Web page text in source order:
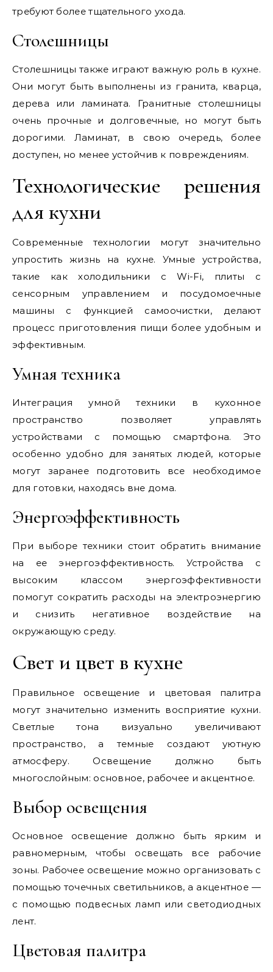
требуют более тщательного ухода.
Столешницы
Столешницы также играют важную роль в кухне.
Они могут быть выполнены из гранита, кварца,
дерева или ламината. Гранитные столешницы
очень прочные и долговечные, но могут быть
дорогими. Ламинат, в свою очередь, более
доступен, но менее устойчив к повреждениям.
Технологические решения
для кухни
Современные технологии могут значительно
упростить жизнь на кухне. Умные устройства,
такие как холодильники с Wi-Fi, плиты с
сенсорным управлением и посудомоечные
машины с функцией самоочистки, делают
процесс приготовления пищи более удобным и
эффективным.
Умная техника
Интеграция умной техники в кухонное
пространство позволяет управлять
устройствами с помощью смартфона. Это
особенно удобно для занятых людей, которые
могут заранее подготовить все необходимое
для готовки, находясь вне дома.
Энергоэффективность
При выборе техники стоит обратить внимание
на ее энергоэффективность. Устройства с
высоким классом энергоэффективности
помогут сократить расходы на электроэнергию
и снизить негативное воздействие на
окружающую среду.
Свет и цвет в кухне
Правильное освещение и цветовая палитра
могут значительно изменить восприятие кухни.
Светлые тона визуально увеличивают
пространство, а темные создают уютную
атмосферу. Освещение должно быть
многослойным: основное, рабочее и акцентное.
Выбор освещения
Основное освещение должно быть ярким и
равномерным, чтобы освещать все рабочие
зоны. Рабочее освещение можно организовать с
помощью точечных светильников, а акцентное —
с помощью подвесных ламп или светодиодных
лент.
Цветовая палитра